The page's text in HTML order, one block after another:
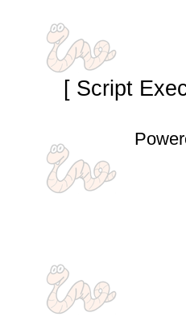
[ Script